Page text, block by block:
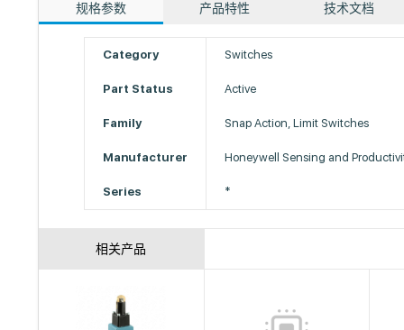
规格参数 产品特性 技术文档
Category Switches
Part Status Active
Family Snap Action, Limit Switches
Manufacturer Honeywell Sensing and
Series *
相关产品